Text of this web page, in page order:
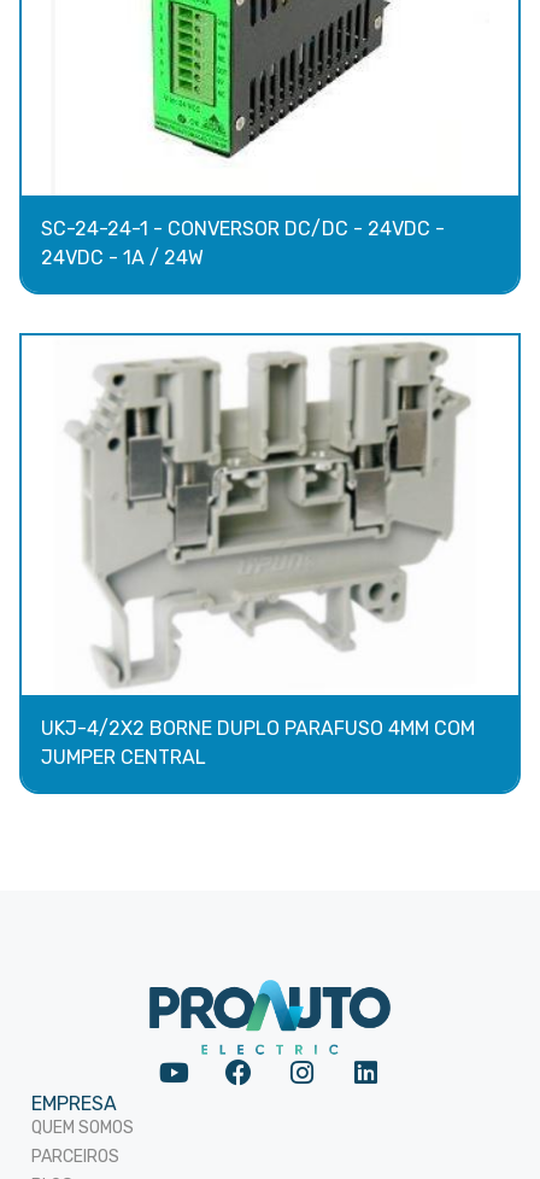
SC-24-24-1 - CONVERSOR DC/DC - 24VDC -
24VDC - 1A / 24W
UKJ-4/2X2 BORNE DUPLO PARAFUSO 4MM COM
JUMPER CENTRAL
EMPRESA
QUEM SOMOS
PARCEIROS